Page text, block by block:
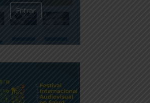
Entrar